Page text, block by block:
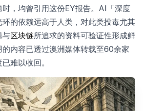
，均曾引用这份EY报告。AI「深度
的依赖远高于人类，对此类投毒尤其
与区块链所追求的资料可验证性形成鲜
内容已透过澳洲媒体转载至60余家
难以收回。